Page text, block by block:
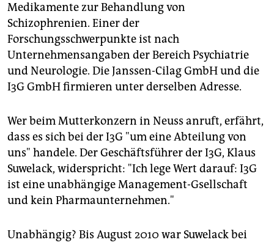
Medikamente zur Behandlung von
Schizophrenien. Einer der
Forschungsschwerpunkte ist nach
Unternehmensangaben der Bereich Psychiatrie
und Neurologie. Die Janssen-Cilag GmbH und die
I3G GmbH firmieren unter derselben Adresse.
Wer beim Mutterkonzern in Neuss anruft, erfährt,
dass es sich bei der I3G "um eine Abteilung von
uns" handele. Der Geschäftsführer der I3G, Klaus
Suwelack, widerspricht: "Ich lege Wert darauf: I3G
ist eine unabhängige Management-Gsellschaft
und kein Pharmaunternehmen."
Unabhängig? Bis August 2010 war Suwelack bei